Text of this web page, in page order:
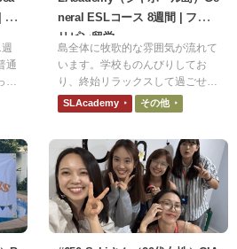
フ
通
neral ESLコース 8週間 | フィ
リピン留学
島全体に牧歌的な雰囲気が流れて
います。学校ものんびりしてお
り、終始リラックスして過ごせま
す。セブ島などの都市部のリゾー
ト地ではなく、ローカルな雰囲気
思います。
SLAcademy その他